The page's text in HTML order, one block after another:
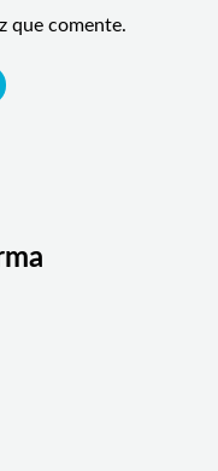
que comente.